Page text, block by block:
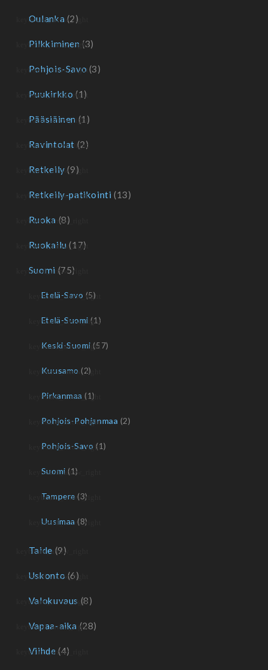
Oulanka (2)
Pilkkiminen (3)
Pohjois-Savo (3)
Puukirkko (1)
Pääsiäinen (1)
Ravintolat (2)
Retkeily (9)
Retkeily-patikointi (13)
Ruoka (8)
Ruokailu (17)
Suomi (75)
Etelä-Savo (5)
Etelä-Suomi (1)
Keski-Suomi (57)
Kuusamo (2)
Pirkanmaa (1)
Pohjois-Pohjanmaa (2)
Pohjois-Savo (1)
Suomi (1)
Tampere (3)
Uusimaa (8)
Taide (9)
Uskonto (6)
Valokuvaus (8)
Vapaa-aika (28)
Viihde (4)